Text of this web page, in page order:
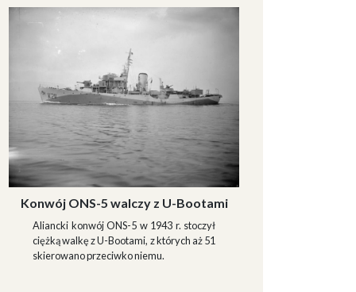
Konwój ONS-5 walczy z U-Bootami
Aliancki konwój ONS-5 w 1943 r. stoczył
ciężką walkę z U-Bootami, z których aż 51
skierowano przeciwko niemu.